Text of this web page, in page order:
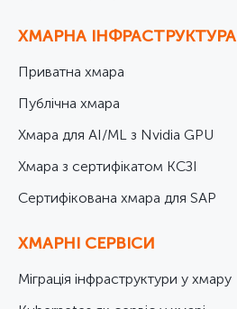
ХМАРНА ІНФРАСТРУКТУРА
Приватна хмара
Публічна хмара
Хмара для AI/ML з Nvidia GPU
Хмара з сертифікатом КСЗІ
Cертифікована хмара для SAP
ХМАРНІ СЕРВІСИ
Міграція інфраструктури у хмару